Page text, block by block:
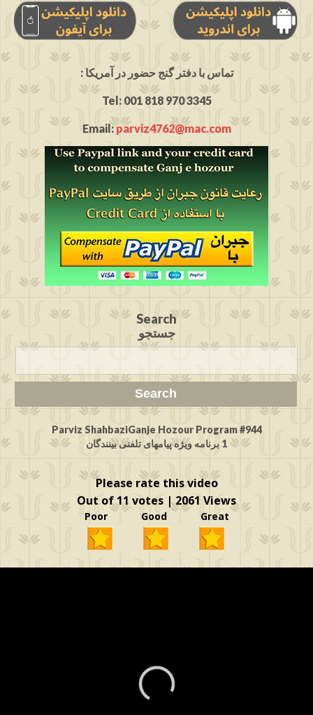
: تماس با دفتر گنج حضور در آمریکا
Tel: 001 818 970 3345
Email:parviz4762@mac.com
Search
جستجو
Parviz ShahbaziGanje Hozour Program #944
1 برنامه ویژه پیامهای تلفنی بینندگان
Please rate this video
Out of 11 votes | 2061 Views
Poor Good Great